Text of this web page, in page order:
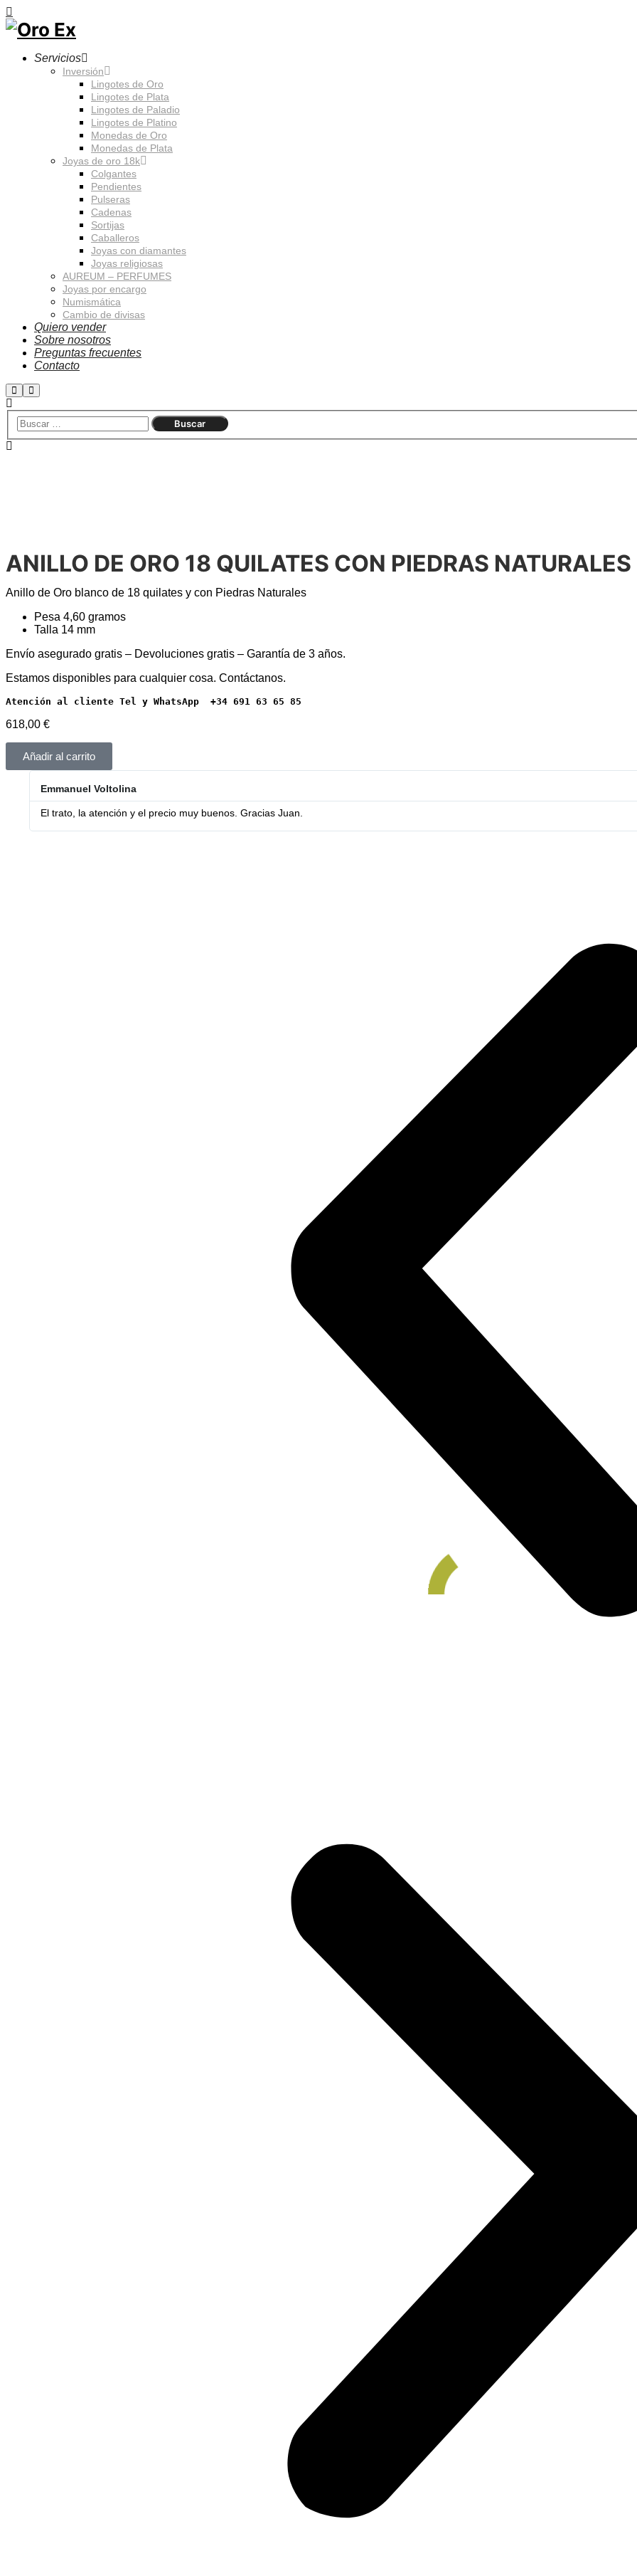
Servicios
Inversión
Lingotes de Oro
Lingotes de Plata
Lingotes de Paladio
Lingotes de Platino
Monedas de Oro
Monedas de Plata
Joyas de oro 18k
Colgantes
Pendientes
Pulseras
Cadenas
Sortijas
Caballeros
Joyas con diamantes
Joyas religiosas
AUREUM – PERFUMES
Joyas por encargo
Numismática
Cambio de divisas
Quiero vender
Sobre nosotros
Preguntas frecuentes
Contacto
ANILLO DE ORO 18 QUILATES CON PIEDRAS NATURALES
Anillo de Oro blanco de 18 quilates y con Piedras Naturales
Pesa 4,60 gramos
Talla 14 mm
Envío asegurado gratis – Devoluciones gratis – Garantía de 3 años.
Estamos disponibles para cualquier cosa. Contáctanos.
Atención al cliente Tel y WhatsApp  +34 691 63 65 85
618,00 €
Añadir al carrito
Emmanuel Voltolina
El trato, la atención y el precio muy buenos. Gracias Juan.